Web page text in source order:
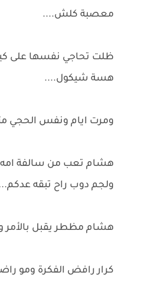
معصبة كلش....
ظلت تحاجي نفسها على
هسة شيكول....
ومرت ايام ونفس الحجي
هشام تعب من سالفة امه
ولجم دوب راح تبقه
هشام مظطر يقبل بالأمر
كرار رافض الفكرة ومو